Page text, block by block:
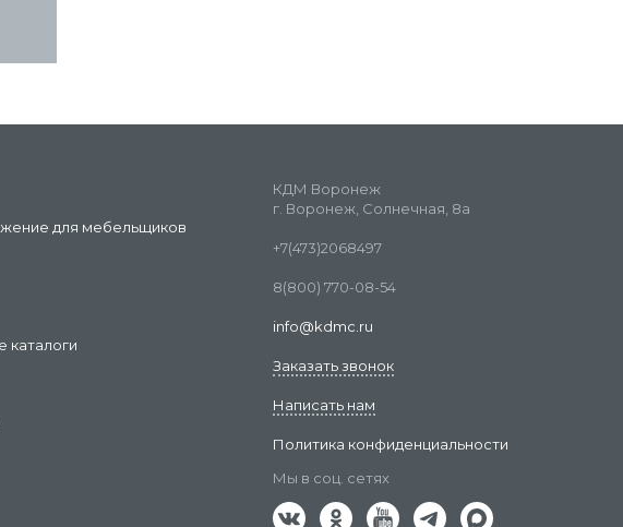
для мебельщиков
каталоги
КДМ Воронеж
г. Воронеж, Солнечная, 8а
+7(473)2068497
8(800) 770-08-54
info@kdmc.ru
Заказать звонок
Написать нам
Политика конфиденциальности
Мы в соц. сетях